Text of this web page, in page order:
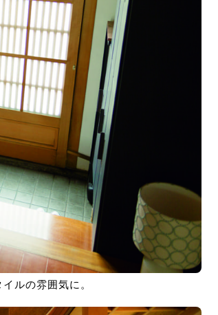
ルの雰囲気に。